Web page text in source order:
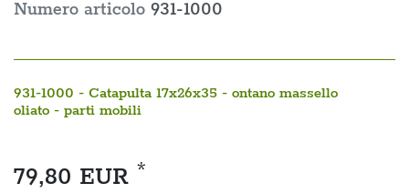
Numero articolo 931-1000
931-1000 - Catapulta 17x26x35 - ontano massello
oliato - parti mobili
79,80 EUR *